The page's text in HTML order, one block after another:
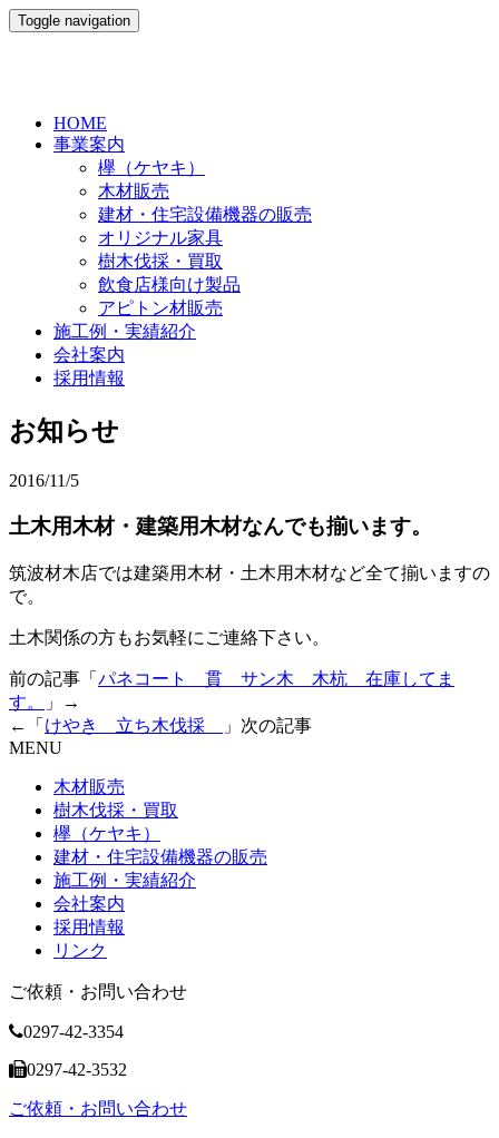
Toggle navigation
HOME
事業案内
欅（ケヤキ）
木材販売
建材・住宅設備機器の販売
オリジナル家具
樹木伐採・買取
飲食店様向け製品
アピトン材販売
施工例・実績紹介
会社案内
採用情報
お知らせ
2016/11/5
土木用木材・建築用木材なんでも揃います。
筑波材木店では建築用木材・土木用木材など全て揃いますの
で。
土木関係の方もお気軽にご連絡下さい。
前の記事「 パネコート 貫 サン木 木杭 在庫してま
す。
」→
←「 けやき 立ち木伐採
」次の記事
MENU
木材販売
樹木伐採・買取
欅（ケヤキ）
建材・住宅設備機器の販売
施工例・実績紹介
会社案内
採用情報
リンク
ご依頼・お問い合わせ
0297-42-3354
0297-42-3532
ご依頼・お問い合わせ